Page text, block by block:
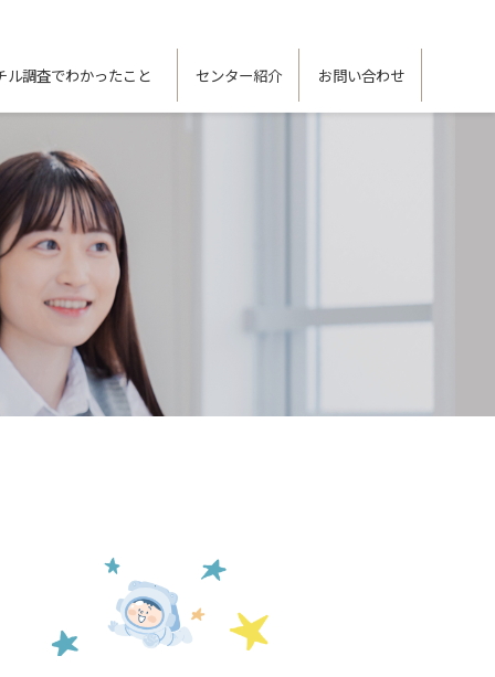
ル調査でわかったこと センター紹介 お問い合わせ